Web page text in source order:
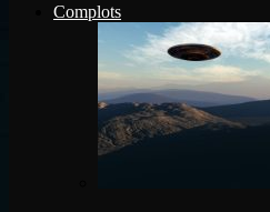
Complots